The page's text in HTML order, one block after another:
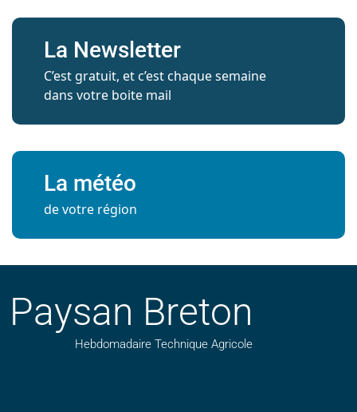
La Newsletter
C’est gratuit, et c’est chaque semaine
dans votre boite mail
La météo
de votre région
Paysan Breton
Hebdomadaire Technique Agricole